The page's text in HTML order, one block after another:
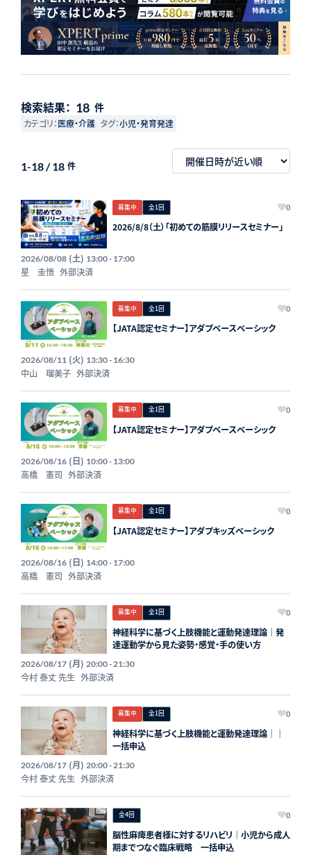
検索結果： 18 件
カテゴリ：医療・介護 タグ：小児・発育発達
1-18 / 18 件
募集中 全1回 0
2026/8/8（土）「初めての筋膜リリースセミナー」
2026/08/08(土) 13:00 - 17:00
星 圭悟 外部決済
募集中 全1回 0
【JATA認定セミナー】アダプベースベーシック
2026/08/11(火) 13:30 - 16:30
中山 瑠美子 外部決済
募集中 全1回 0
【JATA認定セミナー】アダプベースベーシック
2026/08/16(日) 10:00 - 13:00
高橋 憲司 外部決済
募集中 全1回 0
【JATA認定セミナー】アダプキッズベーシック
2026/08/16(日) 14:00 - 17:00
高橋 憲司 外部決済
募集中 全1回 0
神経科学に基づく上肢機能と運動発達理論｜発
達運動学から見た姿勢・感覚・手の使い方
2026/08/17(月) 20:00 - 21:30
今村 泰丈 先生 外部決済
募集中 全1回 0
神経科学に基づく上肢機能と運動発達理論｜｜
一括申込
2026/08/17(月) 20:00 - 21:30
今村 泰丈 先生 外部決済
全4回 0
脳性麻痺患者様に対するリハビリ｜小児から成人
期までつなぐ臨床戦略 一括申込